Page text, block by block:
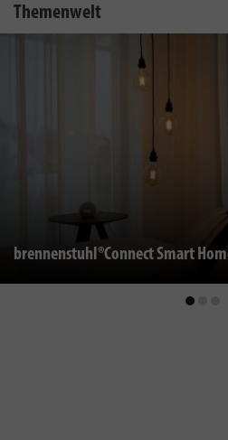
Themenwelt
brennenstuhl®Connect Smart